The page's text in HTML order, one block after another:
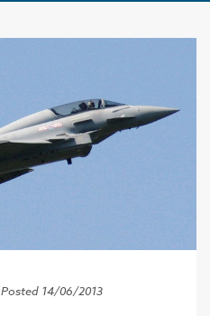
Posted 14/06/2013